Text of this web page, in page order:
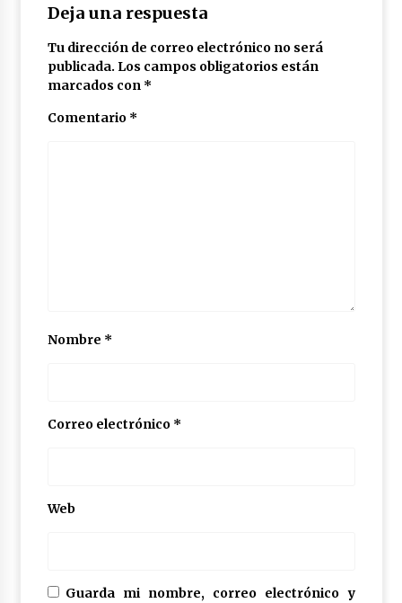
Deja una respuesta
Tu dirección de correo electrónico no será
publicada. Los campos obligatorios están
marcados con *
Comentario *
Nombre *
Correo electrónico *
Web
Guarda mi nombre, correo electrónico y